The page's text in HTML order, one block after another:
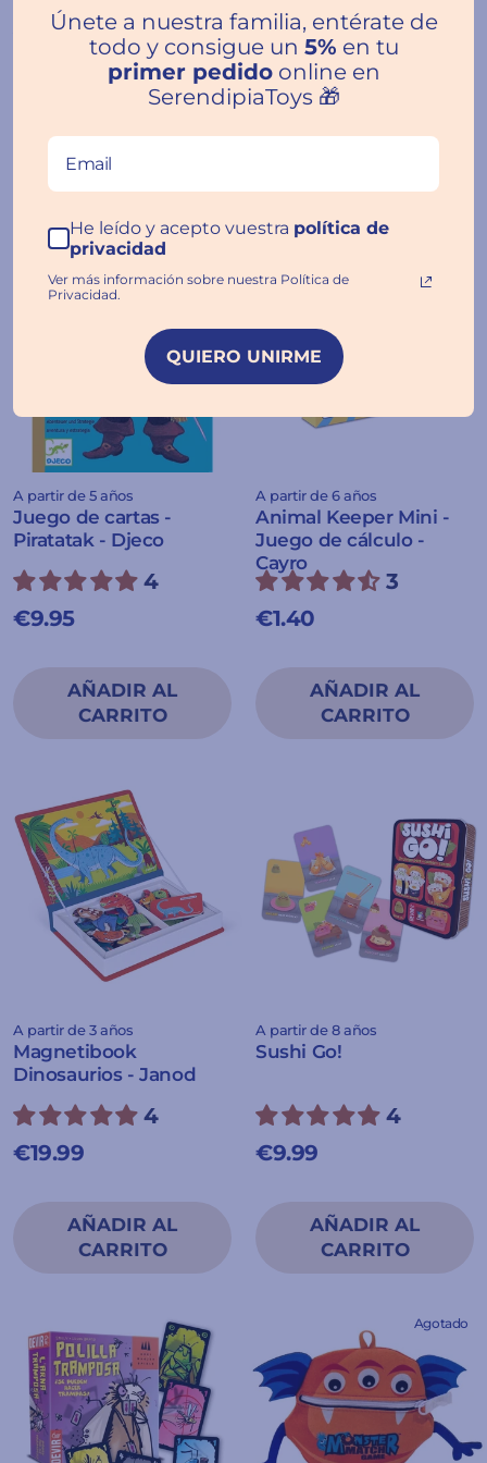
(Nuevo Formato) -
Juego de vocabulario y
palabras
5
5
€12.99
A partir de 5 años
Juego de cartas -
Piratatak - Djeco
4
€9.95
A partir de 6 años
Animal Keeper Mini -
Juego de cálculo -
Cayro
3
€1.40
A partir de 3 años
Magnetibook
Dinosaurios - Janod
4
€19.99
A partir de 8 años
Sushi Go!
4
€9.99
Agotado
Únete a nuestra familia, entérate de
todo y consigue un 5% en tu
primer pedidoonline en
SerendipiaToys 🎁
He leído y acepto vuestra política de
privacidad
Ver más información sobre nuestra Política de
Privacidad.
QUIERO UNIRME